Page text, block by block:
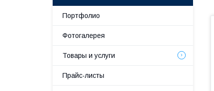
Портфолио
Фотогалерея
Товары и услуги
Прайс-листы